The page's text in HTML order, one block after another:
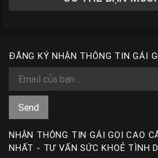
ĐĂNG KÝ NHẬN THÔNG TIN GÁI
NHẬN THÔNG TIN GÁI GỌI CAO
NHẤT - TƯ VẤN SỨC KHOẺ TÌNH